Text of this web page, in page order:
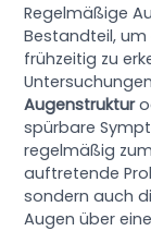
Regelmäßige
Bestandteil,
frühzeitig zu
Augenstruktur
spürbare
regelmäßig
auftretende
sondern auch
Augen über